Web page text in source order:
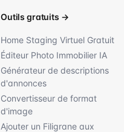
Outils gratuits →
Home Staging Virtuel Gratuit
Éditeur Photo Immobilier IA
Générateur de descriptions
d'annonces
Convertisseur de format
d'image
Ajouter un Filigrane aux